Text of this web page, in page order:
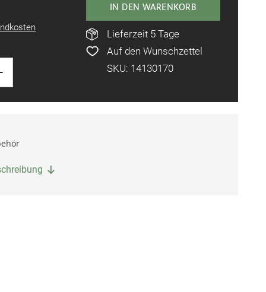
IN DEN WARENKORB
Lieferzeit 5 Tage
Auf den Wunschzettel
SKU: 14130170